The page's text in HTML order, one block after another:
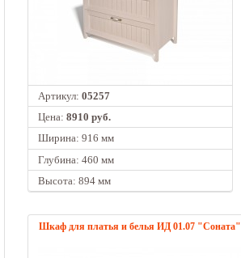
Артикул: 05257
Цена: 8910 руб.
Ширина: 916 мм
Глубина: 460 мм
Высота: 894 мм
Шкаф для платья и белья ИД 01.07 "Соната"